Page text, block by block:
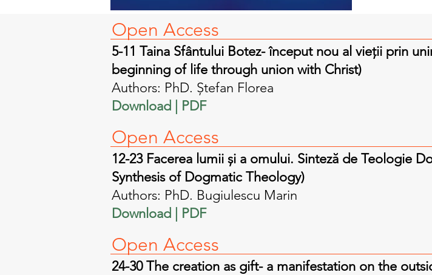
Open Access
5-11 Taina Sfântului Botez- început nou al vieții prin
beginning of life through union with Christ)
Authors: PhD. Ştefan Florea
Download | PDF​
Open Access
12-23 Facerea lumii și a omului. Sinteză de Teologie
Synthesis of Dogmatic Theology)
Authors: PhD. Bugiulescu Marin
Download | PDF​
Open Access
24-30 The creation as gift- a manifestation on the